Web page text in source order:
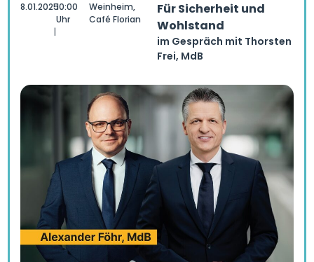
8.01.2025
|
10:00
Uhr
Weinheim,
Café Florian
Für Sicherheit und
Wohlstand
im Gespräch mit Thorsten
Frei, MdB